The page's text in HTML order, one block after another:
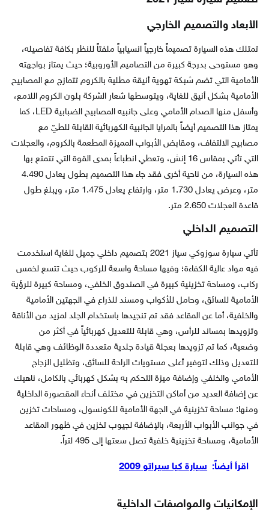
الأبعاد والتصميم الخارجي
تمتلك هذه السيارة تصميماً خارجياً انسيابياً ملفتاً للنظر بكافة تفاصيله،
وهو مستوحى بدرجة كبيرة من التصاميم الأوروبية؛ حيث يمتاز بواجهته
الأمامية التي تضم شبكة تهوية أنيقة مطلية بالكروم تتمازج مع المصابيح
الأمامية بشكل أنيق للغاية، ويتوسطها شعار الشركة بلون الكروم اللامع،
وأسفل منها الصدام الأمامي وعلى جانبيه المصابيح الضبابية LED، كما
يمتاز هذا التصميم أيضاً بالمرايا الجانبية الكهربائية القابلة للطيّ مع
مصابيح الالتفاف، ومقابض الأبواب المميزة المطعمة بالكروم، والعجلات
التي تأتي بمقاس 16 إنش، وتعطي انطباعاً بمدى القوة التي تتمتع بها
هذه السيارة، من ناحية أخرى فقد جاء هذا التصميم بطول يعادل 4.490
متر، وعرض يعادل 1.730 متر، وارتفاع يعادل 1.475 متر، ويبلغ طول
قاعدة العجلات 2.650 متر.
التصميم الداخلي
تأتي سيارة سوزوكي سياز 2021 بتصميم داخلي جميل للغاية استخدمت
فيه مواد عالية الكفاءة؛ وفيها مساحة واسعة للركوب حيث تتسع لخمس
ركاب، ومساحة تخزينية كبيرة في الصندوق الخلفي، ومساحة كبيرة للرؤية
الأمامية للسائق، وحامل للأكواب ومسند للذراع في الجهتين الأمامية
والخلفية، أما عن المقاعد فقد تم تنجيدها باستخدام الجلد لمزيد من الأناقة
وتزويدها بمساند للرأس، وهي قابلة للتعديل كهربائياً في أكثر من
وضعية، كما تم تزويدها بعجلة قيادة جلدية متعددة الوظائف وهي قابلة
للتعديل وذلك لتوفير أعلى مستويات الراحة للسائق، وتظليل الزجاج
الأمامي والخلفي وإضافة ميزة التحكم به بشكل كهربائي بالكامل، ناهيك
عن إضافة العديد من أماكن التخزين في مختلف أنحاء المقصورة الداخلية
ومنها: مساحة تخزينية في الجهة الأمامية للكونسول، ومساحات تخزين
في جوانب الأبواب الأربعة، بالإضافة لجيوب تخزين في ظهور المقاعد
الأمامية، ومساحة تخزينية خلفية تصل سعتها إلى 495 لتراً.
اقرأ أيضاً: سيارة كيا سيراتو 2009
الإمكانيات والمواصفات الداخلية